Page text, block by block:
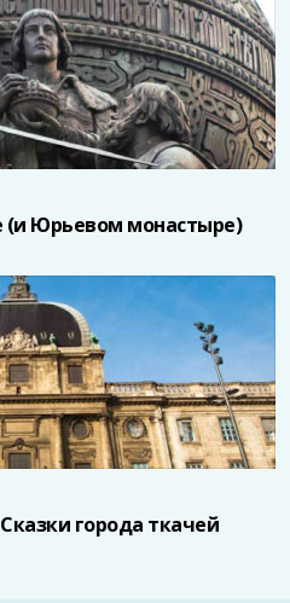
(и Юрьевом монастыре)
города ткачей